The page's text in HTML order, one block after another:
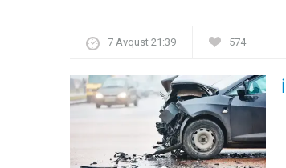
7 Avqust 21:39 574